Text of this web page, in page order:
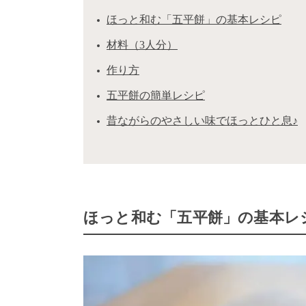
ほっと和む「五平餅」の基本レシピ
材料（3人分）
作り方
五平餅の簡単レシピ
昔ながらのやさしい味でほっとひと息♪
ほっと和む「五平餅」の基本レ